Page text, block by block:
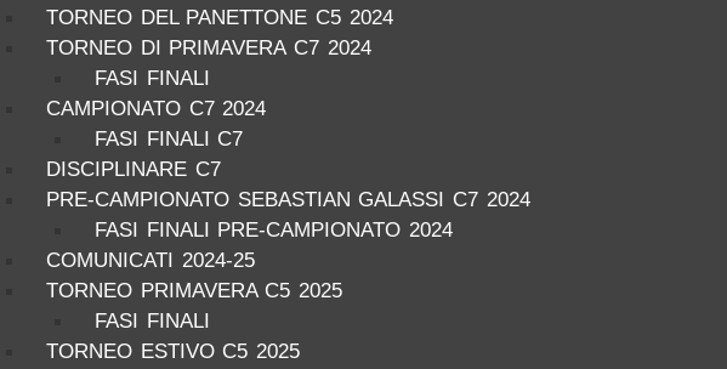
TORNEO DEL PANETTONE C5 2024
TORNEO DI PRIMAVERA C7 2024
FASI FINALI
CAMPIONATO C7 2024
FASI FINALI C7
DISCIPLINARE C7
PRE-CAMPIONATO SEBASTIAN GALASSI C7 2024
FASI FINALI PRE-CAMPIONATO 2024
COMUNICATI 2024-25
TORNEO PRIMAVERA C5 2025
FASI FINALI
TORNEO ESTIVO C5 2025